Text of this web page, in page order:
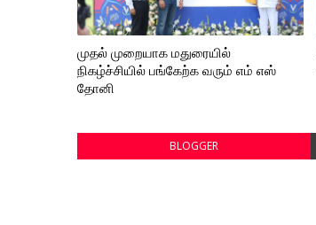
முதல் முறையாக மதுரையில்
நிகழ்ச்சியில் பங்கேற்க வரும் எம் எஸ்
தோனி
BLOGGER